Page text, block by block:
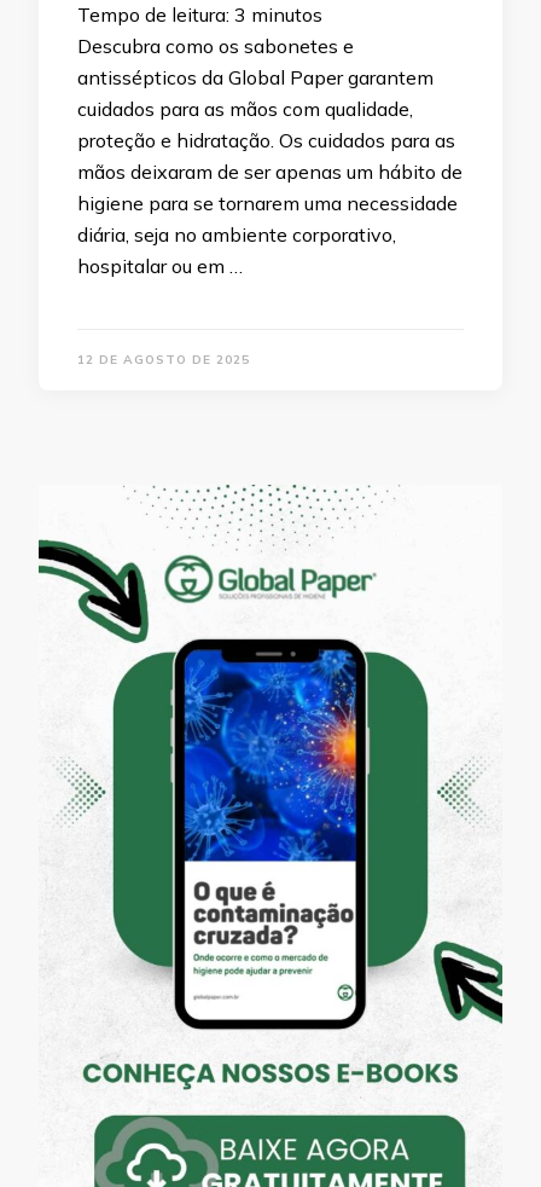
Tempo de leitura: 3 minutos
Descubra como os sabonetes e
antissépticos da Global Paper garantem
cuidados para as mãos com qualidade,
proteção e hidratação. Os cuidados para as
mãos deixaram de ser apenas um hábito de
higiene para se tornarem uma necessidade
diária, seja no ambiente corporativo,
hospitalar ou em …
12 DE AGOSTO DE 2025